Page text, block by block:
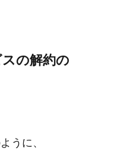
の​​解約の​​
うに、​​